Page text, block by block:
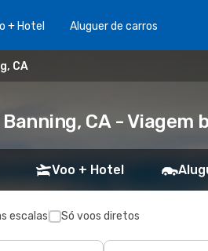
+ Hotel Aluguer de carros
CA
CA - Viagem
Voo + Hotel
escalas Só voos diretos